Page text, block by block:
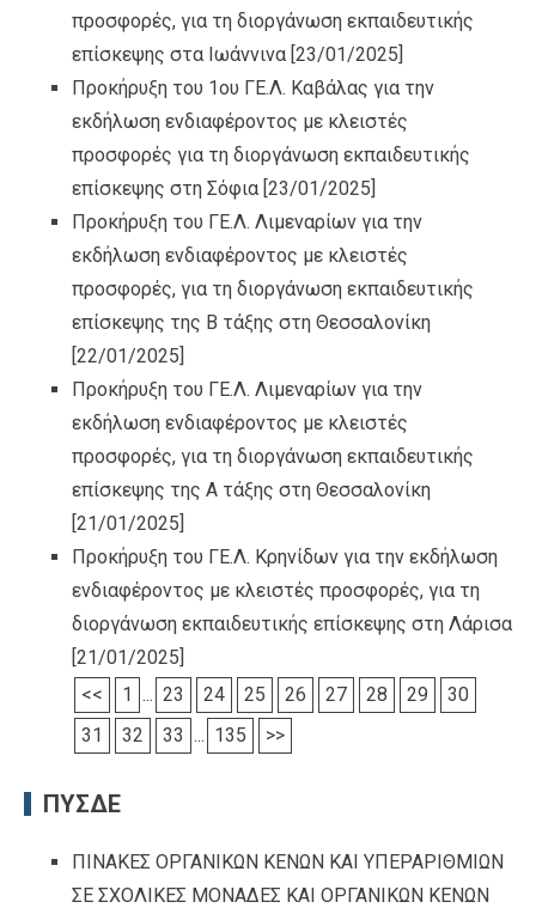
προσφορές, για τη διοργάνωση εκπαιδευτικής
επίσκεψης στα Ιωάννινα [23/01/2025]
Προκήρυξη του 1ου ΓΕ.Λ. Καβάλας για την
εκδήλωση ενδιαφέροντος με κλειστές
προσφορές για τη διοργάνωση εκπαιδευτικής
επίσκεψης στη Σόφια [23/01/2025]
Προκήρυξη του ΓΕ.Λ. Λιμεναρίων για την
εκδήλωση ενδιαφέροντος με κλειστές
προσφορές, για τη διοργάνωση εκπαιδευτικής
επίσκεψης της Β τάξης στη Θεσσαλονίκη
[22/01/2025]
Προκήρυξη του ΓΕ.Λ. Λιμεναρίων για την
εκδήλωση ενδιαφέροντος με κλειστές
προσφορές, για τη διοργάνωση εκπαιδευτικής
επίσκεψης της Α τάξης στη Θεσσαλονίκη
[21/01/2025]
Προκήρυξη του ΓΕ.Λ. Κρηνίδων για την εκδήλωση
ενδιαφέροντος με κλειστές προσφορές, για τη
διοργάνωση εκπαιδευτικής επίσκεψης στη Λάρισα
[21/01/2025]
<<
1 ... 23 24 25 26 27 28 29
30
31
32 33 ... 135 >>
ΠΥΣΔΕ
ΠΙΝΑΚΕΣ ΟΡΓΑΝΙΚΩΝ ΚΕΝΩΝ ΚΑΙ ΥΠΕΡΑΡΙΘΜΙΩΝ
ΣΕ ΣΧΟΛΙΚΕΣ ΜΟΝΑΔΕΣ ΚΑΙ ΟΡΓΑΝΙΚΩΝ ΚΕΝΩΝ